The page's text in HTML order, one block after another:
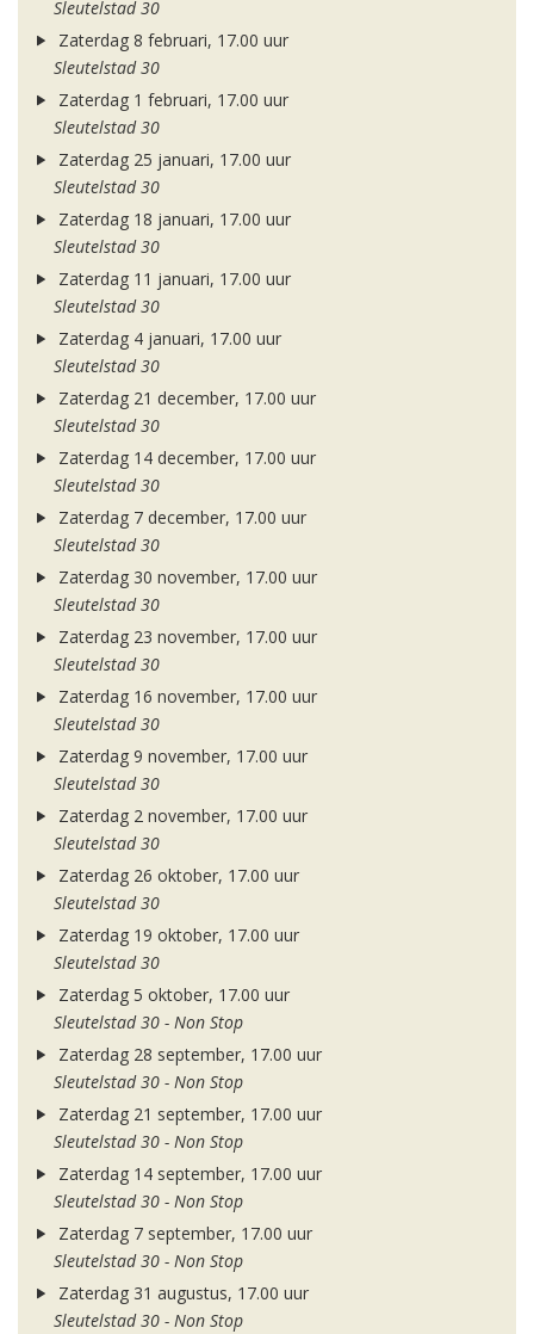
Sleutelstad 30
Zaterdag 8 februari, 17.00 uur
Sleutelstad 30
Zaterdag 1 februari, 17.00 uur
Sleutelstad 30
Zaterdag 25 januari, 17.00 uur
Sleutelstad 30
Zaterdag 18 januari, 17.00 uur
Sleutelstad 30
Zaterdag 11 januari, 17.00 uur
Sleutelstad 30
Zaterdag 4 januari, 17.00 uur
Sleutelstad 30
Zaterdag 21 december, 17.00 uur
Sleutelstad 30
Zaterdag 14 december, 17.00 uur
Sleutelstad 30
Zaterdag 7 december, 17.00 uur
Sleutelstad 30
Zaterdag 30 november, 17.00 uur
Sleutelstad 30
Zaterdag 23 november, 17.00 uur
Sleutelstad 30
Zaterdag 16 november, 17.00 uur
Sleutelstad 30
Zaterdag 9 november, 17.00 uur
Sleutelstad 30
Zaterdag 2 november, 17.00 uur
Sleutelstad 30
Zaterdag 26 oktober, 17.00 uur
Sleutelstad 30
Zaterdag 19 oktober, 17.00 uur
Sleutelstad 30
Zaterdag 5 oktober, 17.00 uur
Sleutelstad 30 - Non Stop
Zaterdag 28 september, 17.00 uur
Sleutelstad 30 - Non Stop
Zaterdag 21 september, 17.00 uur
Sleutelstad 30 - Non Stop
Zaterdag 14 september, 17.00 uur
Sleutelstad 30 - Non Stop
Zaterdag 7 september, 17.00 uur
Sleutelstad 30 - Non Stop
Zaterdag 31 augustus, 17.00 uur
Sleutelstad 30 - Non Stop